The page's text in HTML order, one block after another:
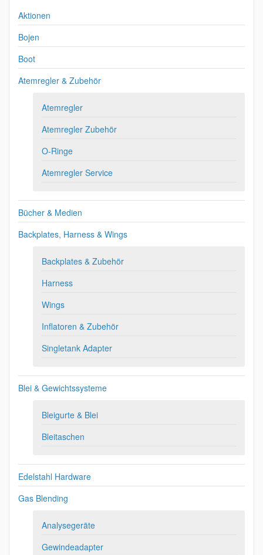
Aktionen
Bojen
Boot
Atemregler & Zubehör
Atemregler
Atemregler Zubehör
O-Ringe
Atemregler Service
Bücher & Medien
Backplates, Harness & Wings
Backplates & Zubehör
Harness
Wings
Inflatoren & Zubehör
Singletank Adapter
Blei & Gewichtssysteme
Bleigurte & Blei
Bleitaschen
Edelstahl Hardware
Gas Blending
Analysegeräte
Gewindeadapter